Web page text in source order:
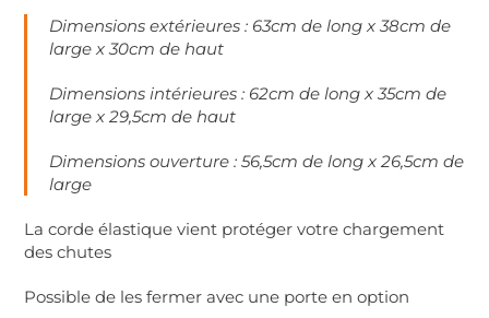
Dimensions extérieures : 63cm de long x 38cm de
large x 30cm de haut
Dimensions intérieures : 62cm de long x 35cm de
large x 29,5cm de haut
Dimensions ouverture : 56,5cm de long x 26,5cm de
large
La corde élastique vient protéger votre chargement
des chutes
Possible de les fermer avec une porte en option